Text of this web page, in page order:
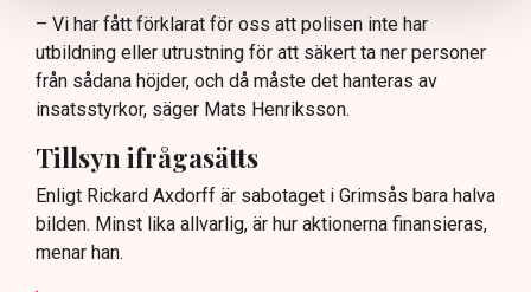
– Vi har fått förklarat för oss att polisen inte har
utbildning eller utrustning för att säkert ta ner personer
från sådana höjder, och då måste det hanteras av
insatsstyrkor, säger Mats Henriksson.
Tillsyn ifrågasätts
Enligt Rickard Axdorff är sabotaget i Grimsås bara halva
bilden. Minst lika allvarlig, är hur aktionerna finansieras,
menar han.